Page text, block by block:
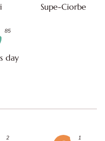
Supe-Ciorbe
day
85
2 1